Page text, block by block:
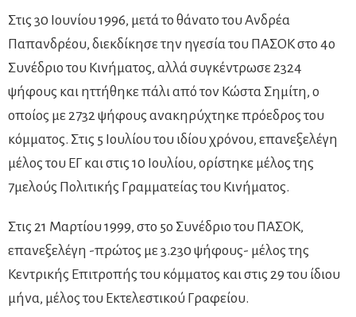
Στις 30 Ιουνίου 1996, μετά το θάνατο του Ανδρέα
Παπανδρέου, διεκδίκησε την ηγεσία του ΠΑΣΟΚ στο 4ο
Συνέδριο του Κινήματος, αλλά συγκέντρωσε 2324
ψήφους και ηττήθηκε πάλι από τον Κώστα Σημίτη, ο
οποίος με 2732 ψήφους ανακηρύχτηκε πρόεδρος του
κόμματος. Στις 5 Ιουλίου του ιδίου χρόνου, επανεξελέγη
μέλος του ΕΓ και στις 10 Ιουλίου, ορίστηκε μέλος της
7μελούς Πολιτικής Γραμματείας του Κινήματος.
Στις 21 Μαρτίου 1999, στο 5ο Συνέδριο του ΠΑΣΟΚ,
επανεξελέγη -πρώτος με 3.230 ψήφους- μέλος της
Κεντρικής Επιτροπής του κόμματος και στις 29 του ίδιου
μήνα, μέλος του Εκτελεστικού Γραφείου.